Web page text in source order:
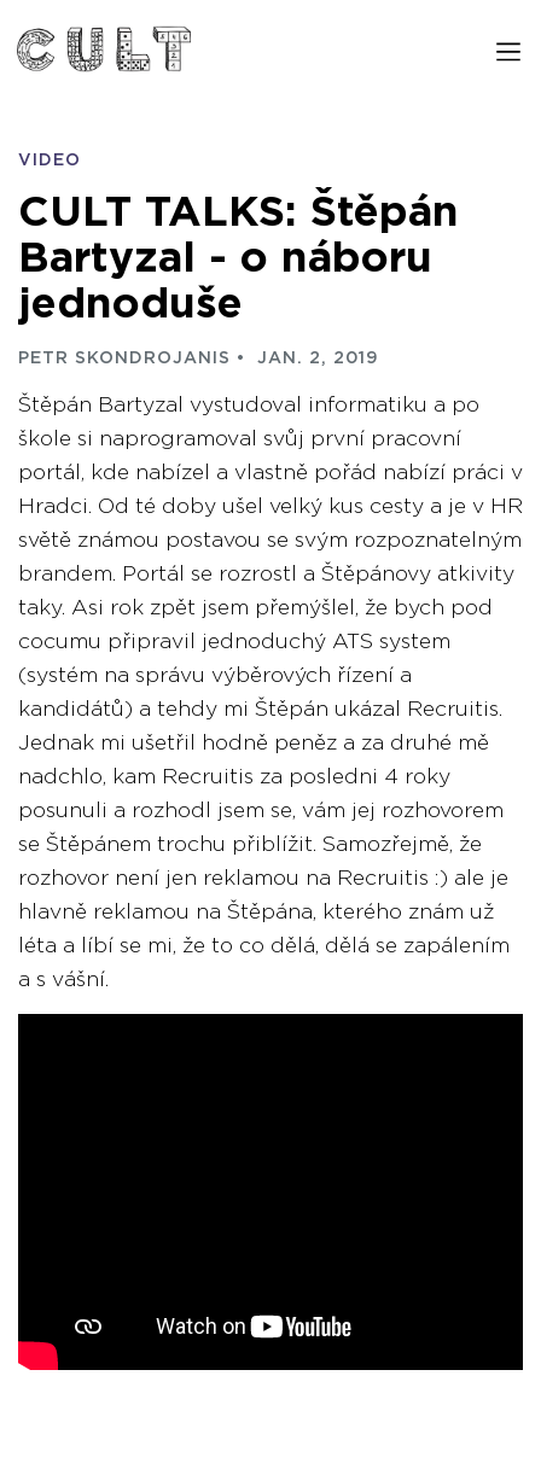
VIDEO
CULT TALKS: Štěpán
Bartyzal - o náboru
jednoduše
PETR SKONDROJANIS JAN. 2, 2019
Štěpán Bartyzal vystudoval informatiku a po
škole si naprogramoval svůj první pracovní
portál, kde nabízel a vlastně pořád nabízí práci v
Hradci. Od té doby ušel velký kus cesty a je v HR
světě známou postavou se svým rozpoznatelným
brandem. Portál se rozrostl a Štěpánovy atkivity
taky. Asi rok zpět jsem přemýšlel, že bych pod
cocumu připravil jednoduchý ATS system
(systém na správu výběrových řízení a
kandidátů) a tehdy mi Štěpán ukázal Recruitis.
Jednak mi ušetřil hodně peněz a za druhé mě
nadchlo, kam Recruitis za posledni 4 roky
posunuli a rozhodl jsem se, vám jej rozhovorem
se Štěpánem trochu přiblížit. Samozřejmě, že
rozhovor není jen reklamou na Recruitis :) ale je
hlavně reklamou na Štěpána, kterého znám už
léta a líbí se mi, že to co dělá, dělá se zapálením
a s vášní.